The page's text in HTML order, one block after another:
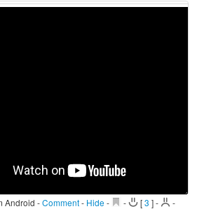
Android -Comment- Hide - - [3 ]- -